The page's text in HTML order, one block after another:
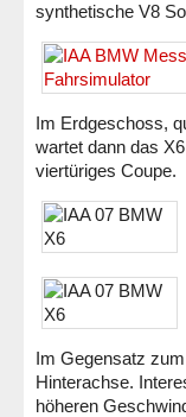
synthetische V8
Im Erdgeschoss,
wartet dann das
viertüriges Coupe.
Im Gegensatz
Hinterachse.
höheren